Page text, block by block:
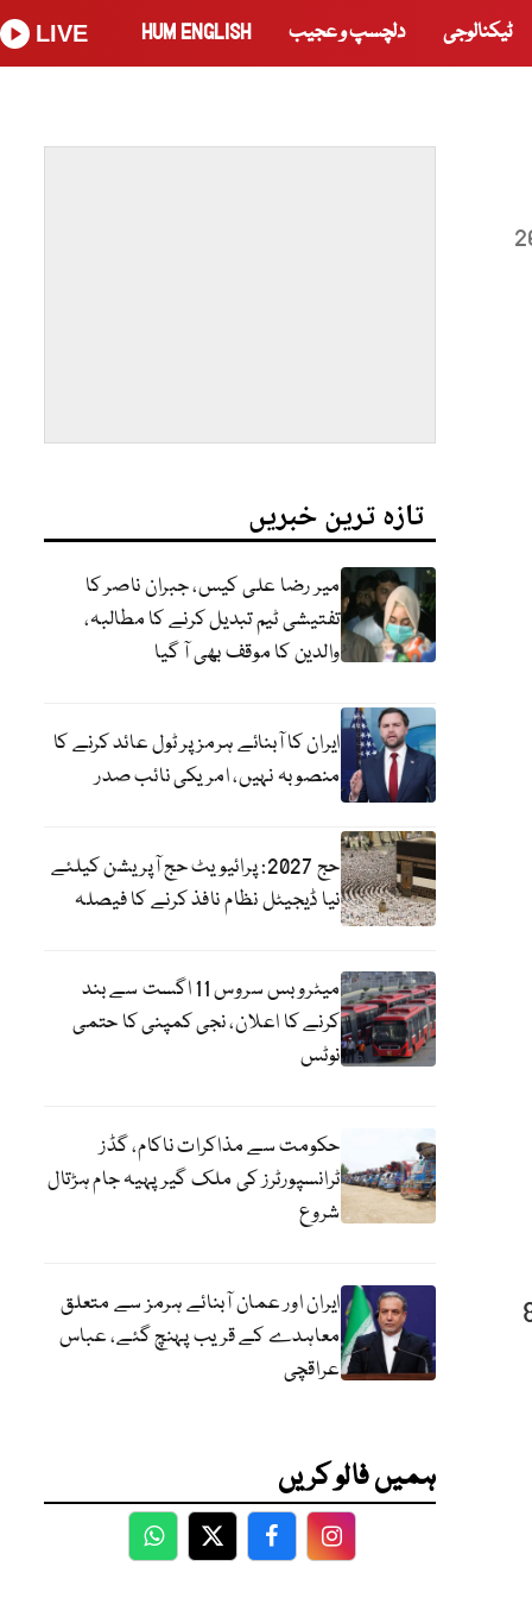
ٹیکنالوجی دلچسپ و عجیب HUM ENGLISH
LIVE
کے بعد وبا سے متاثرہ افراد کی تعداد ایک لاکھ 26
افراد کی تعداد 88
تازہ ترین خبریں
میر رضا علی کیس، جبران ناصر کا
تفتیشی ٹیم تبدیل کرنے کا مطالبہ،
والدین کا موقف بھی آ گیا
ایران کا آبنائے ہرمز پر ٹول عائد کرنے کا
منصوبہ نہیں، امریکی نائب صدر
حج 2027: پرائیویٹ حج آپریشن کیلئے
نیا ڈیجیٹل نظام نافذ کرنے کا فیصلہ
میٹرو بس سروس 11 اگست سے بند
کرنے کا اعلان، نجی کمپنی کا حتمی
نوٹس
حکومت سے مذاکرات ناکام، گڈز
ٹرانسپورٹرز کی ملک گیر پہیہ جام ہڑتال
شروع
ایران اور عمان آبنائے ہرمز سے متعلق
معاہدے کے قریب پہنچ گئے، عباس
عراقچی
ہمیں فالو کریں
WhatsApp
TwitterFacebookFacebook